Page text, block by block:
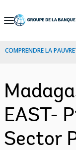
Skip
Navigation
COMPRENDRE LA
EAST-
Sector